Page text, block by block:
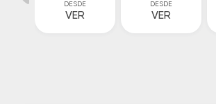
DESDE
VER
DESDE
VER